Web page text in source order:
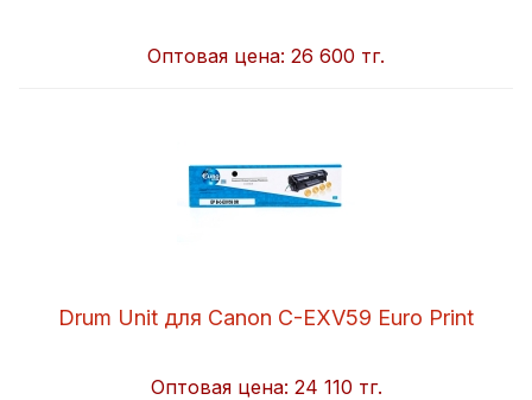
Оптовая цена: 26 600 тг.
Drum Unit для Canon C-EXV59 Euro Print
Оптовая цена: 24 110 тг.